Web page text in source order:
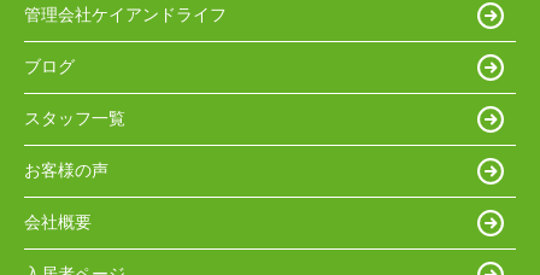
管理会社ケイアンドライフ
ブログ
スタッフ一覧
お客様の声
会社概要